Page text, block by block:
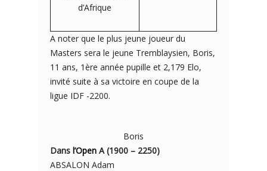
d’Afrique
A noter que le plus jeune joueur du
Masters sera le jeune Tremblaysien, Boris,
11 ans, 1ère année pupille et 2,179 Elo,
invité suite à sa victoire en coupe de la
ligue IDF -2200.
Boris
Dans l’Open A (1900 – 2250)
ABSALON Adam